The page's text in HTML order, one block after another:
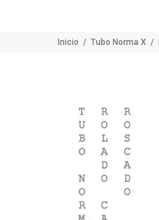
Inicio Tubo Norma X